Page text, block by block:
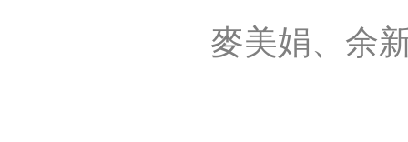
麥美娟、余